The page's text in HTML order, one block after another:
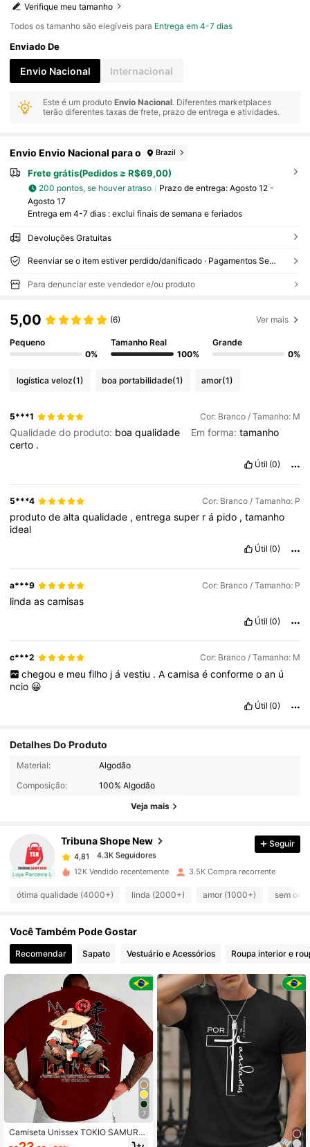
Verifique meu tamanho
Todos os tamanho são elegíveis para Entrega em 4-7 dias
Enviado De
Envio Nacional Internacional
Este é um produtoEnvio Nacional. Diferentes marketplaces
terão diferentes taxas de frete, prazo de entrega e atividades.
Envio Envio Nacional para o Brazil
Frete grátis(Pedidos ≥ R$69,00)
200 pontos, se houver atraso Prazo de entrega: Agosto 12 -
Agosto 17
Entrega em 4-7 dias : exclui finais de semana e feriados
Devoluções Gratuitas
Reenviar se o item estiver perdido/danificado · Pagamentos Seguros · Proteção de privacidade
Para denunciar este vendedor e/ou produto
5,00 (6) Ver mais
Pequeno
0%
Tamanho Real
100%
Grande
0%
logística veloz(1) boa portabilidade(1) amor(1)
5***1 Cor: Branco / Tamanho: M
Qualidade do produto: boaqualidade Em forma:tamanho
certo .
Útil (0)
5***4 Cor: Branco / Tamanho: P
produtodealtaqualidade ,entregasuper rá pido ,tamanho
ideal
Útil (0)
a***9 Cor: Branco / Tamanho: P
lindaascamisas
Útil (0)
c***2 Cor: Branco / Tamanho: M
chegou e meu filho j á vestiu . A camisa é conforme o an ú
ncio 😀
Útil (0)
Detalhes Do Produto
Material:
Algodão
Composição:
100% Algodão
Veja mais
Loja Parceira Local
Tribuna Shope New
4.3K Seguidores
4,81
4.3K Seguidores
K***a pago1 dia atrás
4,81
4,81 4.3K Seguidores
4,81 4.3K Seguidores
4,81 4.3K Seguidores
4,81 4.3K Seguidores
4.3K Seguidores
Seguir
12K Vendido recentemente 3.5K Compra recorrente
ótima qualidade (4000+) linda (2000+) amor (1000+) sem
Você Também Pode Gostar
Recomendar Sapato Vestuário e Acessórios Roupa interior e
7
Camiseta Unissex TOKIO SAMURAI
Estampada 100% Algodão Premium